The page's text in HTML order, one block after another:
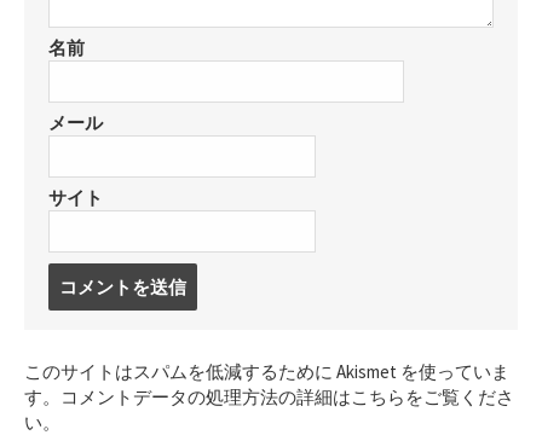
名前
メール
サイト
す
る
このサイトはスパムを低減するために Akismet を使っていま
す。
コメントデータの処理方法の詳細はこちらをご覧くださ
い。